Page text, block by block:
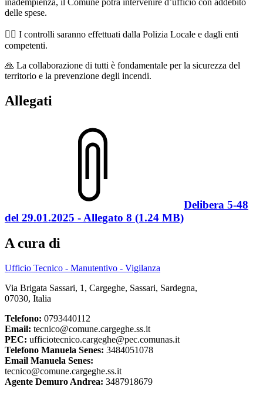
delle spese.
👮‍♂️ I controlli saranno effettuati dalla Polizia Locale e dagli enti
competenti.
🙏 La collaborazione di tutti è fondamentale per la sicurezza del
territorio e la prevenzione degli incendi.
Allegati
Delibera 5-48
del 29.01.2025 - Allegato 8 (1.24 MB)
A cura di
Ufficio Tecnico - Manutentivo - Vigilanza
Via Brigata Sassari, 1, Cargeghe, Sassari, Sardegna,
07030, Italia
Telefono: 0793440112
Email: tecnico@comune.cargeghe.ss.it
PEC: ufficiotecnico.cargeghe@pec.comunas.it
Telefono Manuela Senes: 3484051078
Email Manuela Senes:
tecnico@comune.cargeghe.ss.it
Agente Demuro Andrea: 3487918679